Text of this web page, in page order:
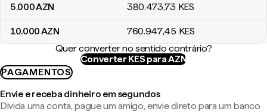
5.000AZN 380.473,73 KES
10.000AZN 760.947,45 KES
Quer converter no sentido contrário?
Converter KES para AZN
PAGAMENTOS
Envie e receba dinheiro em segundos
Divida uma conta, pague um amigo, envie direto para um banco